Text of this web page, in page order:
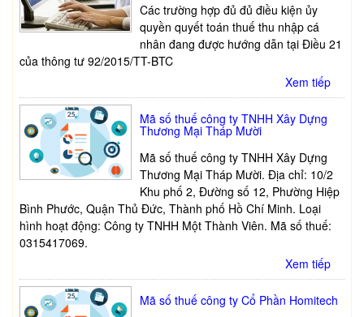
Các trường hợp đủ đủ điều kiện ủy
quyền quyết toán thuế thu nhập cá
nhân đang được hướng dẫn tại Điều 21
của thông tư 92/2015/TT-BTC
Xem tiếp
Mã số thuế công ty TNHH Xây Dựng
Thương Mại Tháp Mười
Mã số thuế công ty TNHH Xây Dựng
Thương Mại Tháp Mười. Địa chỉ: 10/2
Khu phố 2, Đường số 12, Phường Hiệp
Bình Phước, Quận Thủ Đức, Thành phố Hồ Chí Minh. Loại
hình hoạt động: Công ty TNHH Một Thành Viên. Mã số thuế:
0315417069.
Xem tiếp
Mã số thuế công ty Cổ Phần Homitech